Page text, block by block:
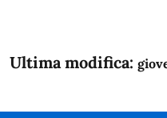
Ultima modifica: